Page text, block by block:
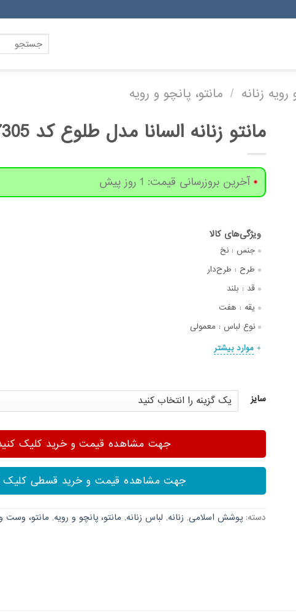
جستجو
برای:
زنانه / مانتو، پانچو و رویه
مانتو زنانه السانا مدل طلوع کد 157305
آخرین بروزرسانی قیمت: 1 روز پیش
جنس : نخ
طرح : طرح‌دار
قد : بلند
یقه : هفت
نوع لباس : معمولی
موارد بیشتر
سایز
جهت مشاهده قیمت و خرید کلیک
جهت مشاهده قیمت و خرید قسطی کلیک
دسته: پوشش اسلامی, زنانه, لباس زنانه, مانتو، پانچو و رویه, مانتو، وست و